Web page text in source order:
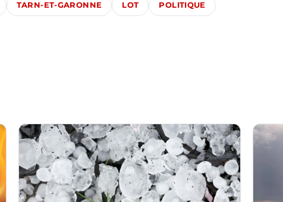
TARN-ET-GARONNE LOT POLITIQUE